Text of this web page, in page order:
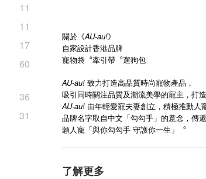
11
11
17
60
36
31
關於《AU-au!》
自家設計香港品牌
寵物袋︒牽引帶︒遛狗包
AU-au! 致力打造高品質時尚寵物產品，
吸引同時關注品質及潮流美學的寵主，打
AU-au! 由年輕愛寵夫妻創立，積極推動人
品牌名字取自中文「勾勾手」的意念，傳
願人寵「與你勾勾手 守護你一生」︒
了解更多